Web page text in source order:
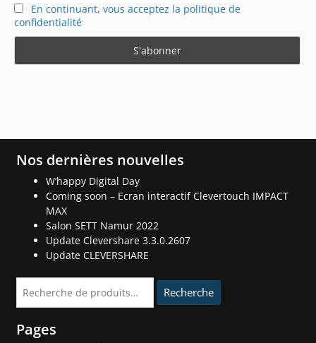
En continuant, vous acceptez la politique de
confidentialité
Nos dernières nouvelles
W’happy Digital Day
Coming soon – Ecran interactif Clevertouch IMPACT
MAX
Salon SETT Namur 2022
Update Clevershare 3.3.0.2607
Update CLEVERSHARE
pour :
Recherche
Pages